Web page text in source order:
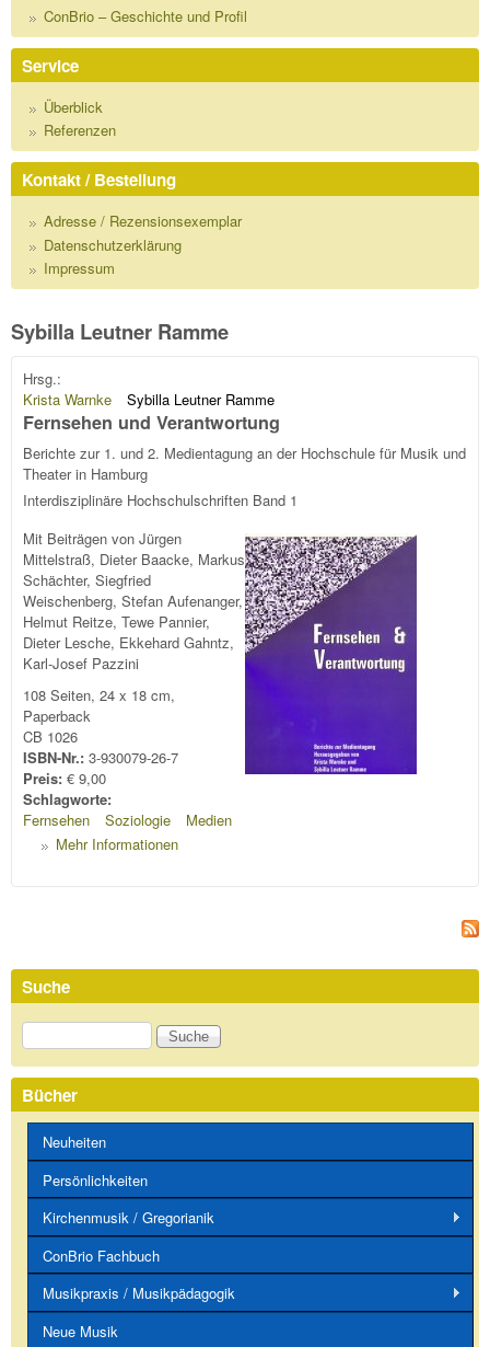
ConBrio – Geschichte und Profil
Service
Überblick
Referenzen
Kontakt / Bestellung
Adresse / Rezensionsexemplar
Datenschutzerklärung
Impressum
Sybilla Leutner Ramme
Hrsg.:
Krista Warnke
Sybilla Leutner Ramme
Fernsehen und Verantwortung
Berichte zur 1. und 2. Medientagung an der Hochschule für Musik und
Theater in Hamburg
Interdisziplinäre Hochschulschriften Band 1
Mit Beiträgen von Jürgen
Mittelstraß, Dieter Baacke, Markus
Schächter, Siegfried
Weischenberg, Stefan Aufenanger,
Helmut Reitze, Tewe Pannier,
Dieter Lesche, Ekkehard Gahntz,
Karl-Josef Pazzini
108 Seiten, 24 x 18 cm,
Paperback
CB 1026
ISBN-Nr.: 3-930079-26-7
Preis: € 9,00
Schlagworte:
Fernsehen
Soziologie
Medien
Mehr Informationen
Suche
Suche
Bücher
Neuheiten
Persönlichkeiten
Kirchenmusik / Gregorianik
ConBrio Fachbuch
Musikpraxis / Musikpädagogik
Neue Musik